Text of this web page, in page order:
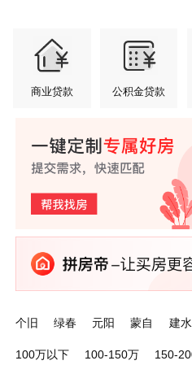
商业贷款 公积金贷款
个旧 绿春 元阳 蒙自 建水
100万以下
100-150万 150-